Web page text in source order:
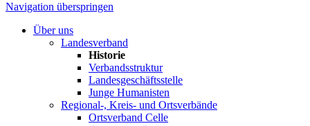
Navigation überspringen
Über uns
Landesverband
Historie
Verbandsstruktur
Landesgeschäftsstelle
Junge Humanisten
Regional-, Kreis- und Ortsverbände
Ortsverband Celle